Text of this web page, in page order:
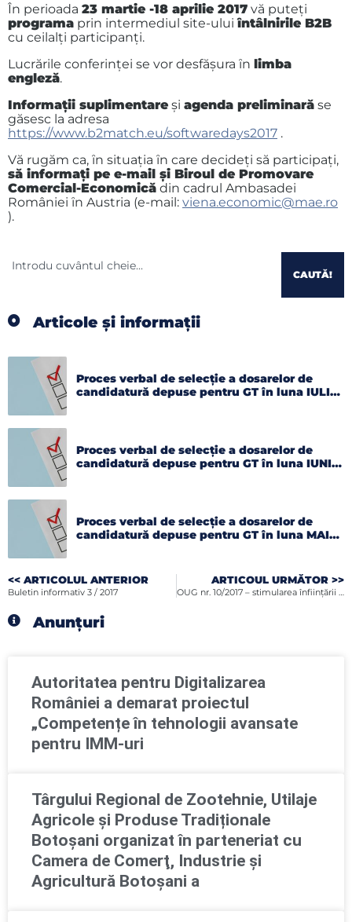
În perioada 23 martie -18 aprilie 2017 vă puteţi
programa prin intermediul site-uluiȋntâlnirile B2B
cu ceilalţi participanţi.
Lucrările conferinţei se vor desfăşura ȋn limba
engleză.
Informaţii suplimentare şi agenda preliminară se
găsesc la adresa
https://www.b2match.eu/softwaredays2017 .
Vă rugăm ca, ȋn situaţia ȋn care decideţi să participaţi,
să informaţi pe e-mail şi Biroul de Promovare
Comercial-Economică din cadrul Ambasadei
României ȋn Austria (e-mail: viena.economic@mae.ro
).
CAUTĂ!
Articole și informații
Proces verbal de selecție a dosarelor de
candidatură depuse pentru GT în luna IULIE
Proces verbal de selecție a dosarelor de
candidatură depuse pentru GT în luna IUNIE
Proces verbal de selecție a dosarelor de
candidatură depuse pentru GT în luna MAI
<< ARTICOLUL ANTERIOR
Buletin informativ 3 / 2017
ARTICOUL URMĂTOR >>
Anunțuri
Autoritatea pentru Digitalizarea
României a demarat proiectul
„Competențe în tehnologii avansate
pentru IMM-uri
Târgului Regional de Zootehnie, Utilaje
Agricole și Produse Tradiționale
Botoșani organizat în parteneriat cu
Camera de Comerţ, Industrie şi
Agricultură Botoşani a